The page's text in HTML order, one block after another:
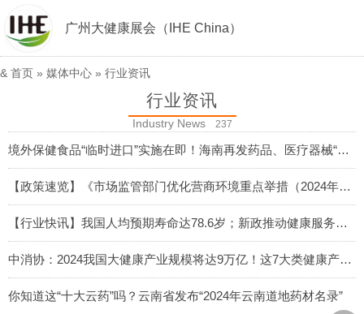
广州大健康展会（IHE China）
& 首页 » 媒体中心 » 行业资讯
行业资讯
Industry News 237
境外保健食品“临时进口”实施在即！海南再发药品、医疗器械“零关税”新政
2024-09-09
【政策速览】《市场监管部门优化营商环境重点举措（2024年版）》
2024-09-06
【行业快讯】我国人均预期寿命达78.6岁；新政推动健康服务贸易持续扩大
2024-09-05
中消协：2024我国大健康产业规模将达9万亿！这7大类健康产品备受钟爱...
2024-09-03
你知道这“十大云药”吗？云南省发布“2024年云南道地药材名录”